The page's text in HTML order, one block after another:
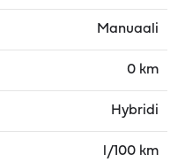
Manuaali
0 km
Hybridi
l/100 km